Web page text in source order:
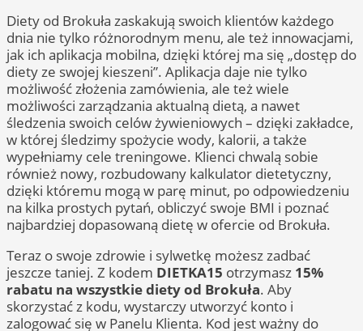
Diety od Brokuła zaskakują swoich klientów każdego
dnia nie tylko różnorodnym menu, ale też innowacjami,
jak ich aplikacja mobilna, dzięki której ma się „dostęp do
diety ze swojej kieszeni”. Aplikacja daje nie tylko
możliwość złożenia zamówienia, ale też wiele
możliwości zarządzania aktualną dietą, a nawet
śledzenia swoich celów żywieniowych – dzięki zakładce,
w której śledzimy spożycie wody, kalorii, a także
wypełniamy cele treningowe. Klienci chwalą sobie
również nowy, rozbudowany kalkulator dietetyczny,
dzięki któremu mogą w parę minut, po odpowiedzeniu
na kilka prostych pytań, obliczyć swoje BMI i poznać
najbardziej dopasowaną dietę w ofercie od Brokuła.
Teraz o swoje zdrowie i sylwetkę możesz zadbać
jeszcze taniej. Z kodem DIETKA15 otrzymasz 15%
rabatu na wszystkie diety od Brokuła. Aby
skorzystać z kodu, wystarczy utworzyć konto i
zalogować się w Panelu Klienta. Kod jest ważny do